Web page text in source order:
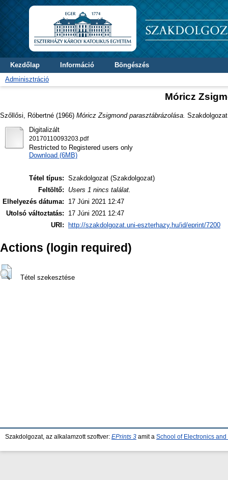
Kezdőlap Információ
Böngészés
Adminisztráció
Móricz
Szőllősi, Róbertné (1966) Móricz Zsigmond parasztábrázolása.
Digitalizált
20170110093203.pdf
Restricted to Registered users only
Download (6MB)
Tétel típus: Szakdolgozat (Szakdolgozat)
Feltöltő:
Users 1 nincs találat.
Elhelyezés dátuma:
17 Júni 2021 12:47
Utolsó változtatás:
17 Júni 2021 12:47
URI:
http://szakdolgozat.uni-eszterhazy.hu/id/eprint/7200
Actions (login required)
Tétel szekesztése
Szakdolgozat, az alkalamzott szoftver: EPrints 3 amit a School of Electronics